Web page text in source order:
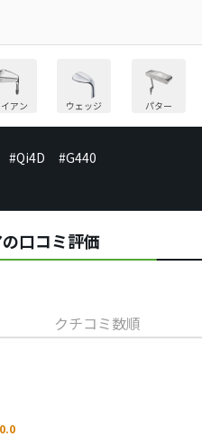
アン ウェッジ パター
#Qi4D #G440
口コミ評価
クチコミ数順
0.0